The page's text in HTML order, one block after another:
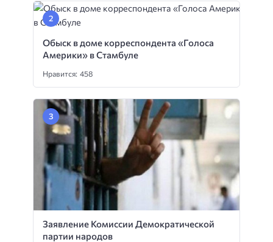
Обыск в доме корреспондента «Голоса
Америки» в Стамбуле
Нравится: 458
Заявление Комиссии Демократической
партии народов